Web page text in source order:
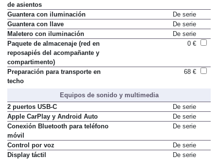
de asientos
Guantera con iluminación
De serie
Guantera con llave
De serie
Maletero con iluminación
De serie
Paquete de almacenaje (red en
reposapiés del acompañante y
compartimento)
0 €
Preparación para transporte en
techo
68 €
Equipos de sonido y multimedia
2 puertos USB-C
De serie
Apple CarPlay y Android Auto
De serie
Conexión Bluetooth para teléfono
móvil
De serie
Control por voz
De serie
Display táctil
De serie